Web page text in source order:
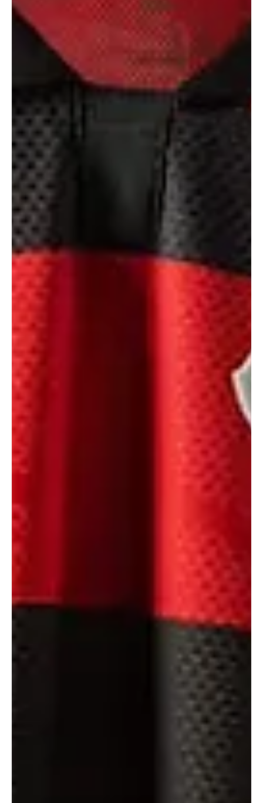
IRRECUSÁVEL, MAS RECUSOU: BRUNO
HENRIQUE RELEMBRA PROPOSTA DO
PALMEIRAS E DESTACA AMOR PELO
FLAMENGO
Flamengo, Bruno Henrique revelou um bastidor curioso de 2023:
recebeu uma proposta considerada “irrecusável” do Palmeiras,
mas decidiu permanecer no Rubro-Negro por respeito,
identificação e carinho pelo clube e pela torcida. Em entrevista ao
podcast Barbacast, o atacante contou que a oferta paulista era
extremamente atrativa. Ainda assim, a ligação construída ao longo
dos anos com o Flamengo pesou mais na decisão